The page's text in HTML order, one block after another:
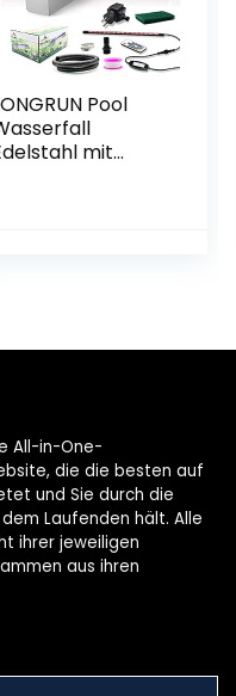
Pool
mit
-23.6″ x 8″
All-in-One-
die die besten auf
und Sie durch die
Laufenden hält. Alle
ihrer jeweiligen
aus ihren